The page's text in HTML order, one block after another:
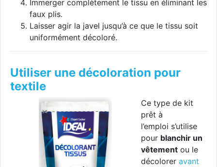
Immerger complètement le tissu en éliminant les
faux plis.
Laisser agir la javel jusqu’à ce que le tissu soit
uniformément décoloré.
Utiliser une décoloration pour
textile
Ce type de kit
prêt à
l’emploi s’utilise
pour blanchir un
vêtement ou le
décolorer avant